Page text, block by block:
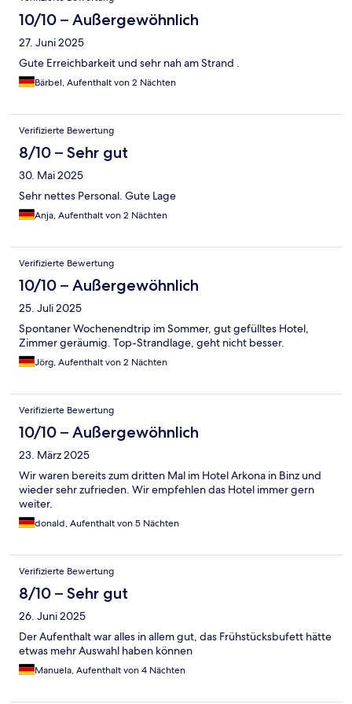
10/10 – Außergewöhnlich
27. Juni 2025
Gute Erreichbarkeit und sehr nah am Strand .
Bärbel, Aufenthalt von 2 Nächten
Verifizierte Bewertung
8/10 – Sehr gut
30. Mai 2025
Sehr nettes Personal. Gute Lage
Anja, Aufenthalt von 2 Nächten
Verifizierte Bewertung
10/10 – Außergewöhnlich
25. Juli 2025
Spontaner Wochenendtrip im Sommer, gut gefülltes Hotel,
Zimmer geräumig. Top-Strandlage, geht nicht besser.
Jörg, Aufenthalt von 2 Nächten
Verifizierte Bewertung
10/10 – Außergewöhnlich
23. März 2025
Wir waren bereits zum dritten Mal im Hotel Arkona in Binz und
wieder sehr zufrieden. Wir empfehlen das Hotel immer gern
weiter.
donald, Aufenthalt von 5 Nächten
Verifizierte Bewertung
8/10 – Sehr gut
26. Juni 2025
Der Aufenthalt war alles in allem gut, das Frühstücksbufett hätte
etwas mehr Auswahl haben können
Manuela, Aufenthalt von 4 Nächten